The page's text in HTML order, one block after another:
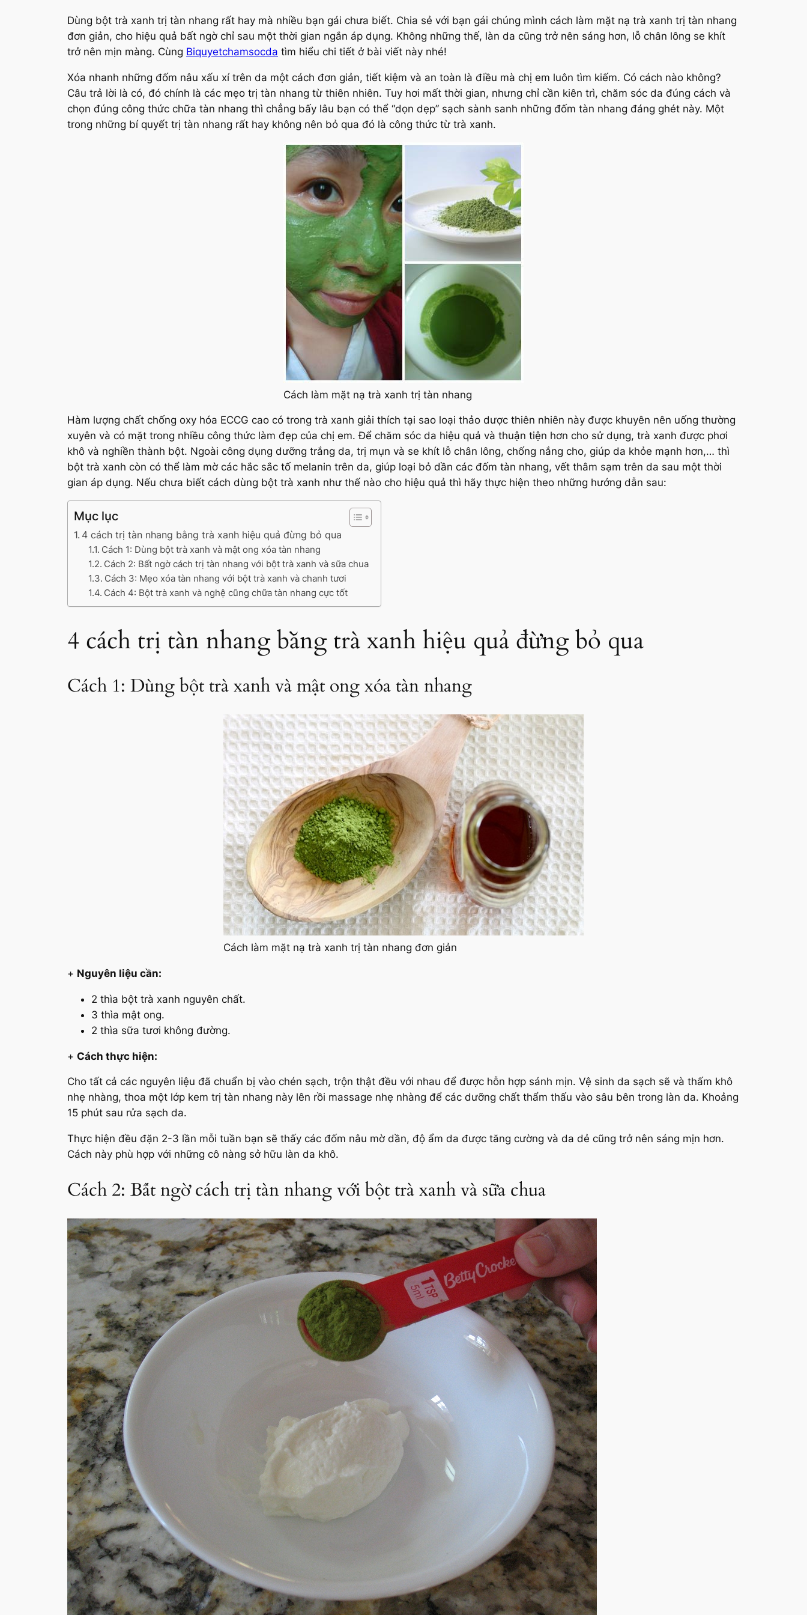
Dùng bột trà xanh trị tàn nhang rất hay mà nhiều bạn gái chưa biết. Chia sẻ với bạn gái chúng mình cách làm mặt nạ trà xanh trị tàn nhang
đơn giản, cho hiệu quả bất ngờ chỉ sau một thời gian ngắn áp dụng. Không những thế, làn da cũng trở nên sáng hơn, lỗ chân lông se khít
trở nên mịn màng. Cùng Biquyetchamsocda tìm hiểu chi tiết ở bài viết này nhé!
Xóa nhanh những đốm nâu xấu xí trên da một cách đơn giản, tiết kiệm và an toàn là điều mà chị em luôn tìm kiếm. Có cách nào không?
Câu trả lời là có, đó chính là các mẹo trị tàn nhang từ thiên nhiên. Tuy hơi mất thời gian, nhưng chỉ cần kiên trì, chăm sóc da đúng cách và
chọn đúng công thức chữa tàn nhang thì chẳng bấy lâu bạn có thể “dọn dẹp” sạch sành sanh những đốm tàn nhang đáng ghét này. Một
trong những bí quyết trị tàn nhang rất hay không nên bỏ qua đó là công thức từ trà xanh.
Cách làm mặt nạ trà xanh trị tàn nhang
Hàm lượng chất chống oxy hóa ECCG cao có trong trà xanh giải thích tại sao loại thảo dược thiên nhiên này được khuyên nên uống thường
xuyên và có mặt trong nhiều công thức làm đẹp của chị em. Để chăm sóc da hiệu quả và thuận tiện hơn cho sử dụng, trà xanh được phơi
khô và nghiền thành bột. Ngoài công dụng dưỡng trắng da, trị mụn và se khít lỗ chân lông, chống nắng cho, giúp da khỏe mạnh hơn,… thì
bột trà xanh còn có thể làm mờ các hắc sắc tố melanin trên da, giúp loại bỏ dần các đốm tàn nhang, vết thâm sạm trên da sau một thời
gian áp dụng. Nếu chưa biết cách dùng bột trà xanh như thế nào cho hiệu quả thì hãy thực hiện theo những hướng dẫn sau:
Mục lục
4 cách trị tàn nhang bằng trà xanh hiệu quả đừng bỏ qua
Cách 1: Dùng bột trà xanh và mật ong xóa tàn nhang
Cách 2: Bất ngờ cách trị tàn nhang với bột trà xanh và sữa chua
Cách 3: Mẹo xóa tàn nhang với bột trà xanh và chanh tươi
Cách 4: Bột trà xanh và nghệ cũng chữa tàn nhang cực tốt
4 cách trị tàn nhang bằng trà xanh hiệu quả đừng bỏ qua
Cách 1: Dùng bột trà xanh và mật ong xóa tàn nhang
Cách làm mặt nạ trà xanh trị tàn nhang đơn giản
+ Nguyên liệu cần:
2 thìa bột trà xanh nguyên chất.
3 thìa mật ong.
2 thìa sữa tươi không đường.
+ Cách thực hiện:
Cho tất cả các nguyên liệu đã chuẩn bị vào chén sạch, trộn thật đều với nhau để được hỗn hợp sánh mịn. Vệ sinh da sạch sẽ và thấm khô
nhẹ nhàng, thoa một lớp kem trị tàn nhang này lên rồi massage nhẹ nhàng để các dưỡng chất thẩm thấu vào sâu bên trong làn da. Khoảng
15 phút sau rửa sạch da.
Thực hiện đều đặn 2-3 lần mỗi tuần bạn sẽ thấy các đốm nâu mờ dần, độ ẩm da được tăng cường và da dẻ cũng trở nên sáng mịn hơn.
Cách này phù hợp với những cô nàng sở hữu làn da khô.
Cách 2: Bất ngờ cách trị tàn nhang với bột trà xanh và sữa chua